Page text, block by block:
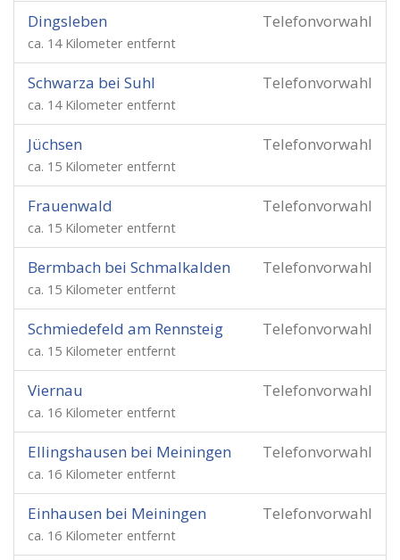
Telefonvorwahl
Dingsleben
ca. 14 Kilometer entfernt
Telefonvorwahl
Schwarza bei Suhl
ca. 14 Kilometer entfernt
Telefonvorwahl
Jüchsen
ca. 15 Kilometer entfernt
Telefonvorwahl
Frauenwald
ca. 15 Kilometer entfernt
Telefonvorwahl
Bermbach bei Schmalkalden
ca. 15 Kilometer entfernt
Telefonvorwahl
Schmiedefeld am Rennsteig
ca. 15 Kilometer entfernt
Telefonvorwahl
Viernau
ca. 16 Kilometer entfernt
Telefonvorwahl
Ellingshausen bei Meiningen
ca. 16 Kilometer entfernt
Telefonvorwahl
Einhausen bei Meiningen
ca. 16 Kilometer entfernt